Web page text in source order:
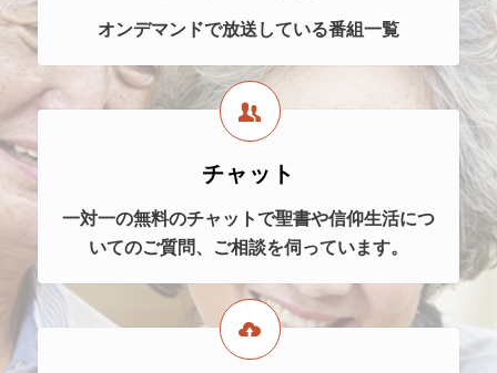
オンデマンドで放送している番組一覧
チャット
一対一の無料のチャットで聖書や信仰生活につ
いてのご質問、ご相談を伺っています。